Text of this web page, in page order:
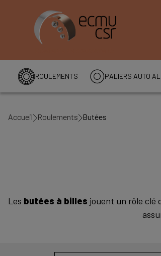
ROULEMENTS PALIERS AUTO
Accueil Roulements Butées
Les butées à billes jouent un rôle clé